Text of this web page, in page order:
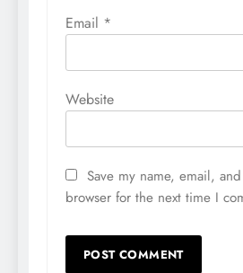
Email *
Website
Save my name, email,
browser for the next time I